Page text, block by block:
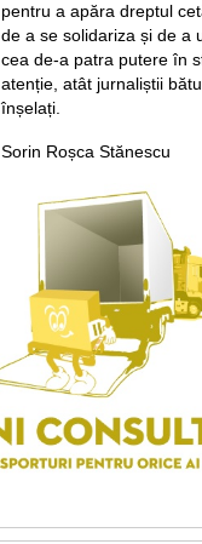
pentru a apăra dreptul
de a se solidariza și de a
cea de-a patra putere în
atenție, atât jurnaliștii
înșelați.
Sorin Roșca Stănescu